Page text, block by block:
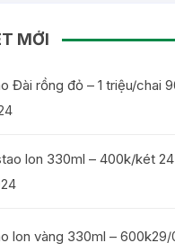
MỚI
Đài rồng đỏ – 1 triệu/chai
lon 330ml – 400k/két
lon vàng 330ml – 600k29/